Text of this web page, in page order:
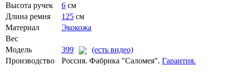
Высота ручек 6 см
Длина ремня
125 см
Материал
Экокожа
Вес
Модель
399
(есть видео)
Производство
Россия. Фабрика "Саломея". Гарантия.